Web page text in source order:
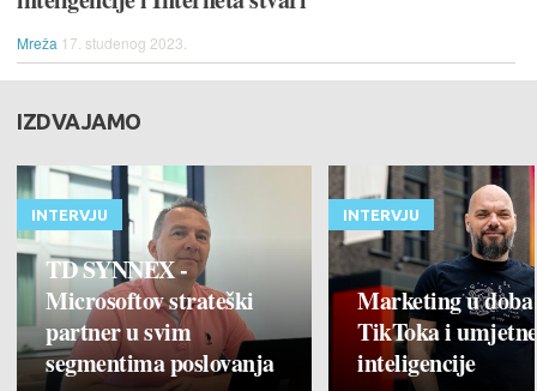
Mreža 17. studenog 2023.
IZDVAJAMO
INTERVJU
TD SYNNEX -
Microsoftov strateški
partner u svim
segmentima poslovanja
INTERVJU
Marketing u doba
TikToka i umjetne
inteligencije